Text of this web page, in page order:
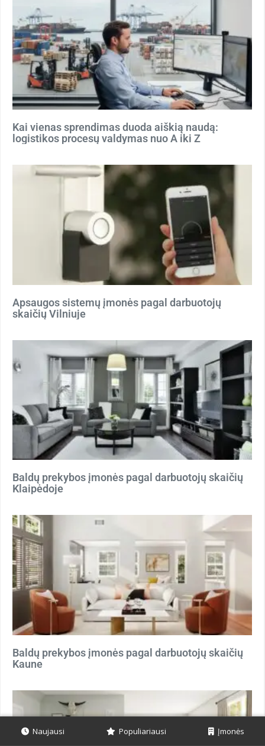
Kai vienas sprendimas duoda aiškią naudą:
logistikos procesų valdymas nuo A iki Z
Apsaugos sistemų įmonės pagal darbuotojų
skaičių Vilniuje
Baldų prekybos įmonės pagal darbuotojų skaičių
Klaipėdoje
Baldų prekybos įmonės pagal darbuotojų skaičių
Kaune
Naujausi Populiariausi Įmonės